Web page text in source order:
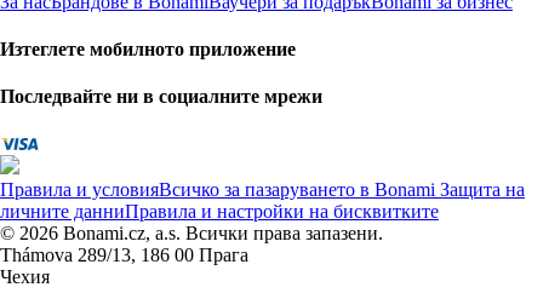
Изтеглете мобилното приложение
Последвайте ни в социалните мрежи
Правила и условияВсичко за пазаруването в Bonami Защита на
личните данниПравила и настройки на бисквитките
© 2026 Bonami.cz, a.s. Всички права запазени.
Thámova 289/13, 186 00 Прага
Чехия